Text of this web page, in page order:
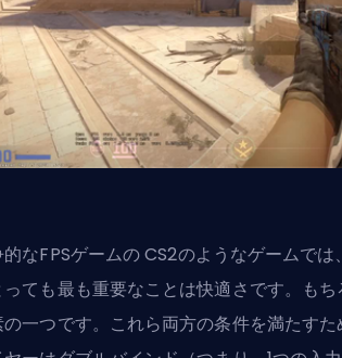
なFPSゲームの CS2のようなゲームで
ても最も重要なことは快適さです。も
一つです。これら両方の条件を満たす